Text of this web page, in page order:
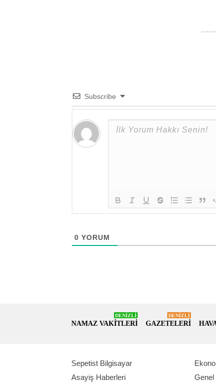
Subscribe
0 YORUM
NAMAZ VAKİTLERİ
DENİZLİ
GAZETELERİ
DENİZLİ
Sepetist Bilgisayar
Asayiş Haberleri
Genel